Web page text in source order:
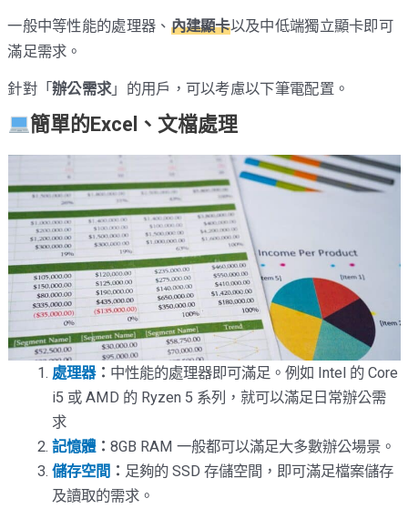
一般中等性能的處理器、 內建顯卡以及中低端獨立顯卡即可
滿足需求。
針對「辦公需求」的用戶，可以考慮以下筆電配置。
簡單的Excel、文檔處理
處理器： 中性能的處理器即可滿足。例如 Intel 的 Core
i5 或 AMD 的 Ryzen 5 系列，就可以滿足日常辦公需
求
記憶體：8GB RAM 一般都可以滿足大多數辦公場景。
儲存空間 ： 足夠的 SSD 存儲空間，即可滿足檔案儲存
及讀取的需求。